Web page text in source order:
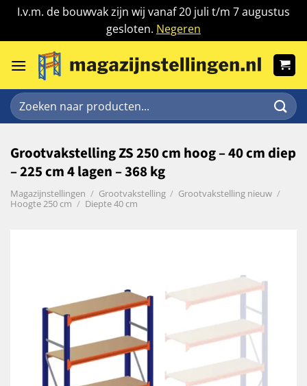
I.v.m. de bouwvak zijn wij vanaf 20 juli t/m 7 augustus
gesloten. Negeren
naar
Zoeken
naar:
Grootvakstelling ZS 250 cm hoog – 40 cm diep
– 225 cm 4 lagen – 368 kg
Magazijnstellingen / Grootvakstelling / Grootvakstelling nieuw /
Hoogte 250 cm / Diepte 40 cm